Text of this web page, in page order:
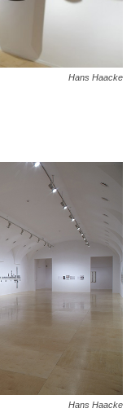
Hans Haacke
Hans Haacke